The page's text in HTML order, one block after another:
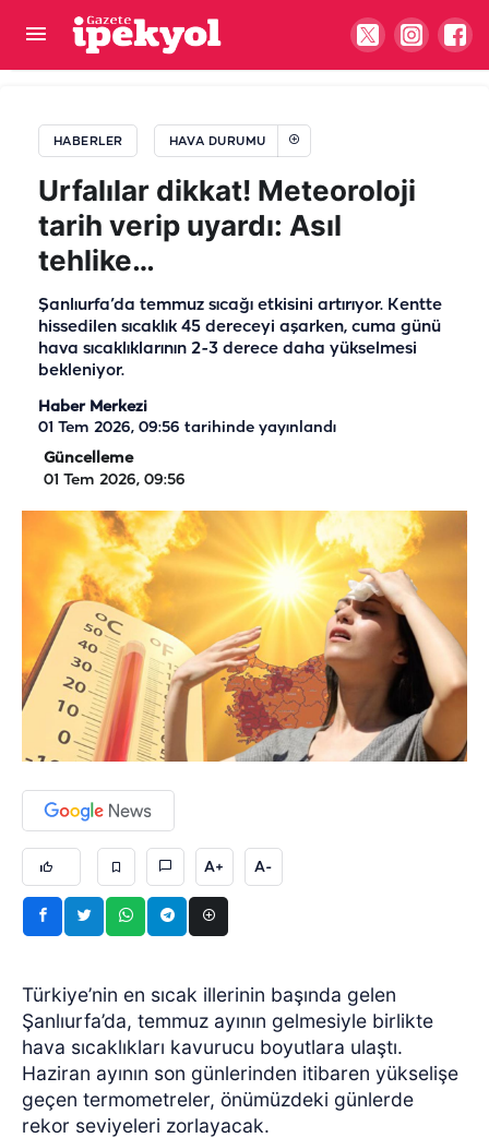
HABERLER HAVA DURUMU
Urfalılar dikkat! Meteoroloji
tarih verip uyardı: Asıl
tehlike…
Şanlıurfa’da temmuz sıcağı etkisini artırıyor. Kentte
hissedilen sıcaklık 45 dereceyi aşarken, cuma günü
hava sıcaklıklarının 2-3 derece daha yükselmesi
bekleniyor.
Haber Merkezi
01 Tem 2026, 09:56 tarihinde yayınlandı
Güncelleme
01 Tem 2026, 09:56
A+ A-
Türkiye’nin en sıcak illerinin başında gelen
Şanlıurfa’da, temmuz ayının gelmesiyle birlikte
hava sıcaklıkları kavurucu boyutlara ulaştı.
Haziran ayının son günlerinden itibaren yükselişe
geçen termometreler, önümüzdeki günlerde
rekor seviyeleri zorlayacak.
Her yere yağmur, Şanlıurfa'ya ise toz geliyor!